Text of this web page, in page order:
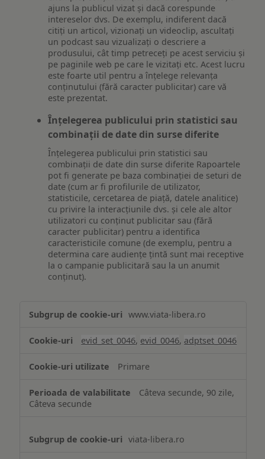
ajuns la publicul vizat și dacă corespunde
intereselor dvs. De exemplu, indiferent dacă
citiți un articol, vizionați un videoclip, ascultați
un podcast sau vizualizați o descriere a
produsului, cât timp petreceți pe acest serviciu și
pe paginile web pe care le vizitați etc. Acest lucru
este foarte util pentru a înțelege relevanța
conținutului (fără caracter publicitar) care vă
este prezentat.
Înțelegerea publicului prin statistici sau
combinații de date din surse diferite
Înțelegerea publicului prin statistici sau
combinații de date din surse diferite Rapoartele
pot fi generate pe baza combinației de seturi de
date (cum ar fi profilurile de utilizator,
statisticile, cercetarea de piață, datele analitice)
cu privire la interacțiunile dvs. și cele ale altor
utilizatori cu conținut publicitar sau (fără
caracter publicitar) pentru a identifica
caracteristicile comune (de exemplu, pentru a
determina care audiențe țintă sunt mai receptive
la o campanie publicitară sau la un anumit
conținut).
www.viata-libera.ro
evid_set_0046, evid_0046, adptset_0046
Primare
Câteva secunde, 90 zile,
Câteva secunde
viata-libera.ro